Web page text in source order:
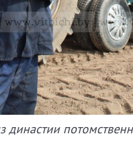
династии